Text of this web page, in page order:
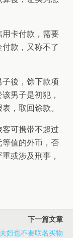
卡付款，需要
款，又称不了
後，馀下款项
男子是初犯，
，取回馀款。
可携带不超过
值的外币，否
或涉及刑事，
下一篇文章
妇也不要联名买物